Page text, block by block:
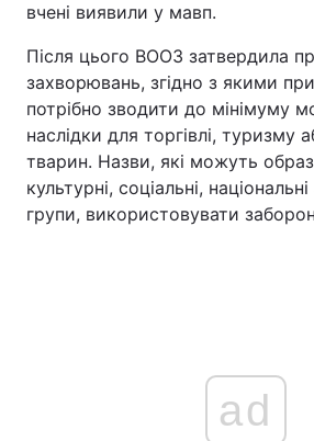
вчені виявили у мавп.
Після цього ВООЗ затвердила
захворювань, згідно з якими
потрібно зводити до мінімуму
наслідки для торгівлі, туризму
тварин. Назви, які можуть
культурні, соціальні, національні
групи, використовувати
ad